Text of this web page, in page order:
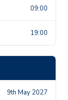
09:00
19:00
9th May 2027